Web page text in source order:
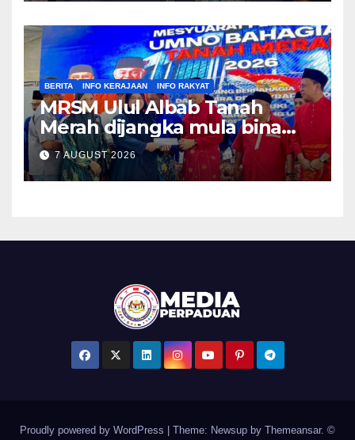
BERITA INFO KERAJAAN INFO RAKYAT
MRSM Ulul Albab Tanah
Merah dijangka mula bina
sebelum April tahun depan –
Asyraf Wajdi
7 AUGUST 2026
Proudly powered by WordPress Theme: Newsup by Themeansar. ©